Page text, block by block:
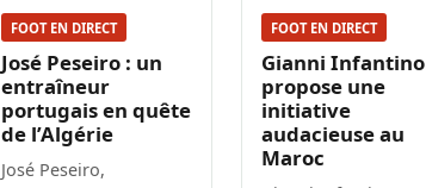
FOOT EN DIRECT
José Peseiro : un
entraîneur
portugais en quête
de l’Algérie
José Peseiro,
FOOT EN DIRECT
Gianni Infantino
propose une
initiative
audacieuse au
Maroc